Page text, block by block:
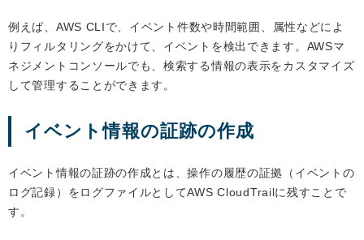
例えば、AWS CLIで、イベント件数や時間範囲、属性などによ
りフィルタリングをかけて、イベントを検出できます。AWSマ
ネジメントコンソールでも、検索する情報の表示をカスタマイズ
して管理することができます。
イベント情報の証跡の作成
イベント情報の証跡の作成とは、操作の履歴の証拠（イベントの
ログ記録）をログファイルとしてAWS CloudTrailに残すことで
す。